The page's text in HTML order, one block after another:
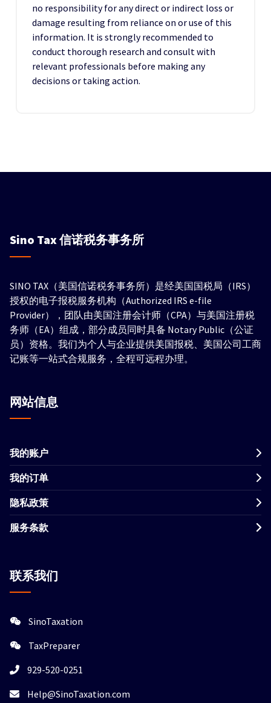
no responsibility for any direct or indirect loss or
damage resulting from reliance on or use of this
information. It is strongly recommended to
conduct thorough research and consult with
relevant professionals before making any
decisions or taking action.
Sino Tax信诺税务事务所
SINO TAX（美国信诺税务事务所）是经美国国税局（IRS）
授权的电子报税服务机构（Authorized IRS e-file
Provider），团队由美国注册会计师（CPA）与美国注册税
务师（EA）组成，部分成员同时具备 Notary Public（公证
员）资格。我们为个人与企业提供美国报税、美国公司工商
记账等一站式合规服务，全程可远程办理。
网站信息
我的账户
我的订单
隐私政策
服务条款
联系我们
SinoTaxation
TaxPreparer
929-520-0251
Help@SinoTaxation.com